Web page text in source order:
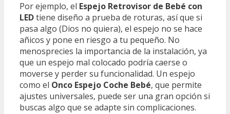
Por ejemplo, el Espejo Retrovisor de Bebé con
LEDtiene diseño a prueba de roturas, así que si
pasa algo (Dios no quiera), el espejo no se hace
añicos y pone en riesgo a tu pequeño. No
menosprecies la importancia de la instalación, ya
que un espejo mal colocado podría caerse o
moverse y perder su funcionalidad. Un espejo
como el Onco Espejo Coche Bebé, que permite
ajustes universales, puede ser una gran opción si
buscas algo que se adapte sin complicaciones.